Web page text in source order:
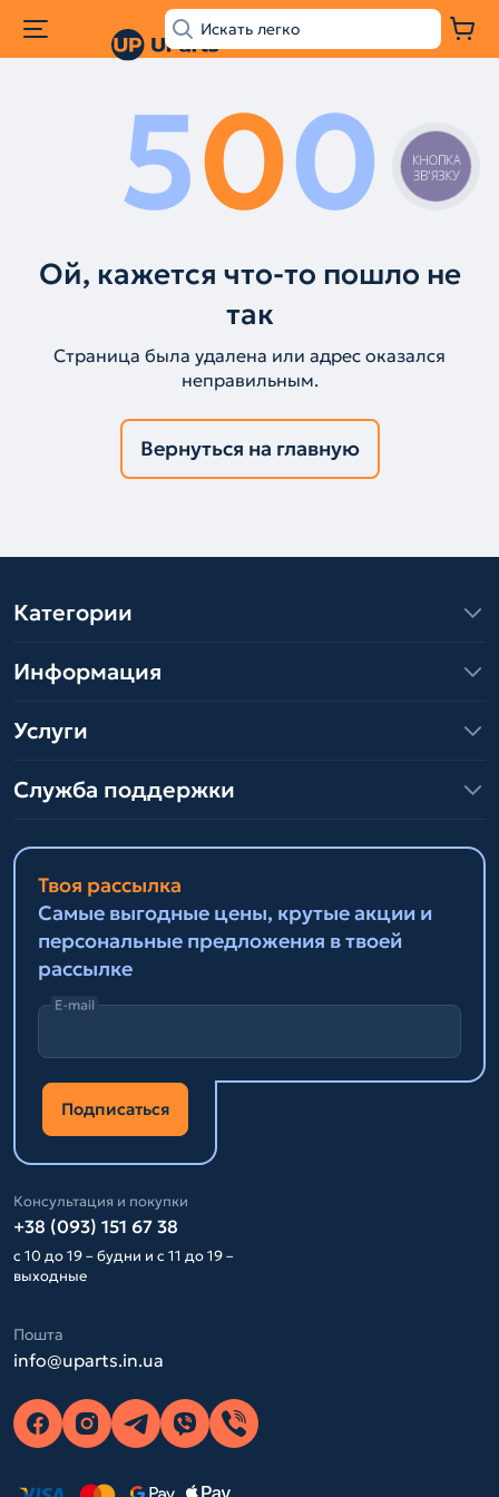
500
Ой, кажется что-то пошло не
так
Страница была удалена или адрес оказался
неправильным.
Вернуться на главную
Категории
Информация
Услуги
Служба поддержки
Твоя рассылка
Самые выгодные цены, крутые акции и
персональные предложения в твоей
рассылке
E-mail
Подписаться
Консультация и покупки
+38 (093) 151 67 38
с 10 до 19 – будни и с 11 до 19 –
выходные
Пошта
info@uparts.in.ua
КНОПКА
ЗВ'ЯЗКУ